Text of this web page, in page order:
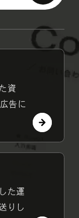
資
告に
た運
りし